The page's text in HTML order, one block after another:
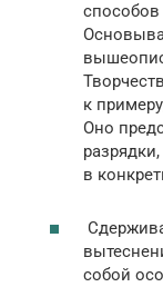
к
Оно
в
собой